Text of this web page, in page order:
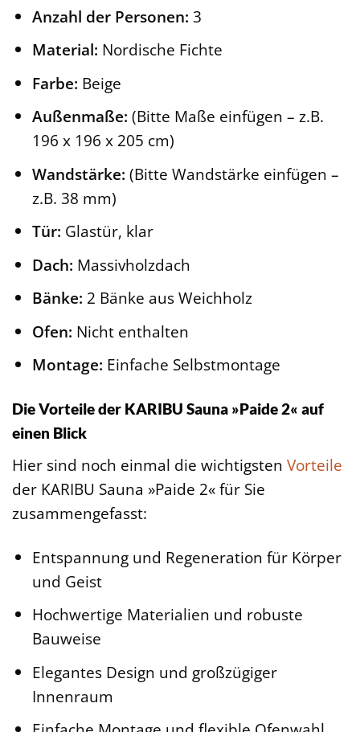
Anzahl der Personen: 3
Material: Nordische Fichte
Farbe: Beige
Außenmaße: (Bitte Maße einfügen – z.B.
196 x 196 x 205 cm)
Wandstärke: (Bitte Wandstärke einfügen –
z.B. 38 mm)
Tür: Glastür, klar
Dach: Massivholzdach
Bänke: 2 Bänke aus Weichholz
Ofen: Nicht enthalten
Montage: Einfache Selbstmontage
Die Vorteile der KARIBU Sauna »Paide 2« auf
einen Blick
Hier sind noch einmal die wichtigsten Vorteile
der KARIBU Sauna »Paide 2« für Sie
zusammengefasst:
Entspannung und Regeneration für Körper
und Geist
Hochwertige Materialien und robuste
Bauweise
Elegantes Design und großzügiger
Innenraum